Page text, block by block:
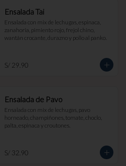
Ensalada Tai
Ensalada con mix de lechugas, espinaca,
zanahoria, pimiento rojo, frejol chino,
wantán crocante, durazno y pollo al panko.
S/ 29.90
Ensalada de Pavo
Ensalada con mix de lechugas, pavo
horneado, champiñones, tomate, choclo,
palta, espinaca y croutones.
S/ 32.90